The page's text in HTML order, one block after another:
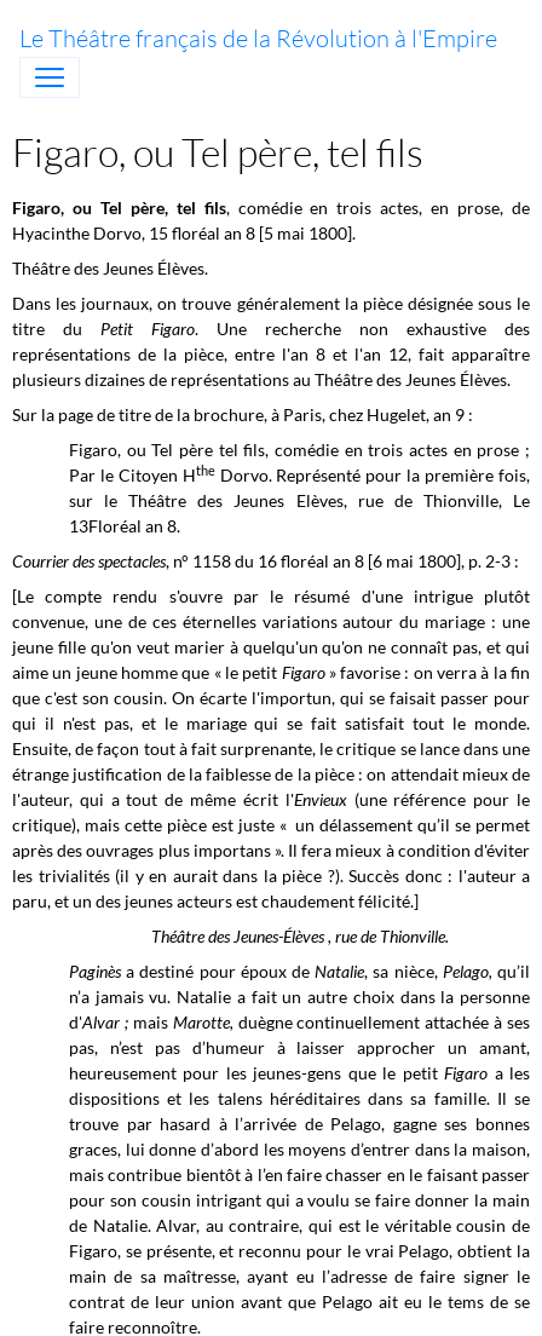
Le Théâtre français de la Révolution à l'Empire
Figaro, ou Tel père, tel fils
Figaro, ou Tel père, tel fils, comédie en trois actes, en prose, de
Hyacinthe Dorvo, 15 floréal an 8 [5 mai 1800].
Théâtre des Jeunes Élèves.
Dans les journaux, on trouve généralement la pièce désignée sous le
titre du Petit Figaro. Une recherche non exhaustive des
représentations de la pièce, entre l'an 8 et l'an 12, fait apparaître
plusieurs dizaines de représentations au Théâtre des Jeunes Élèves.
Sur la page de titre de la brochure, à Paris, chez Hugelet, an 9 :
Figaro, ou Tel père tel fils, comédie en trois actes en prose ;
Par le Citoyen HtheDorvo. Représenté pour la première fois,
sur le Théâtre des Jeunes Elèves, rue de Thionville, Le
13Floréal an 8.
Courrier des spectacles, n° 1158 du 16 floréal an 8 [6 mai 1800], p. 2-3 :
[Le compte rendu s'ouvre par le résumé d'une intrigue plutôt
convenue, une de ces éternelles variations autour du mariage : une
jeune fille qu'on veut marier à quelqu'un qu'on ne connaît pas, et qui
aime un jeune homme que « le petit Figaro » favorise : on verra à la fin
que c'est son cousin. On écarte l'importun, qui se faisait passer pour
qui il n'est pas, et le mariage qui se fait satisfait tout le monde.
Ensuite, de façon tout à fait surprenante, le critique se lance dans une
étrange justification de la faiblesse de la pièce : on attendait mieux de
l'auteur, qui a tout de même écrit l'Envieux(une référence pour le
critique), mais cette pièce est juste « un délassement qu’il se permet
après des ouvrages plus importans ». Il fera mieux à condition d'éviter
les trivialités (il y en aurait dans la pièce ?). Succès donc : l'auteur a
paru, et un des jeunes acteurs est chaudement félicité.]
Théâtre des Jeunes-Élèves , rue de Thionville.
Paginèsa destiné pour époux deNatalie, sa nièce, Pelago, qu’il
n’a jamais vu. Natalie a fait un autre choix dans la personne
d'Alvar ;mais Marotte, duègne continuellement attachée à ses
pas, n’est pas d’humeur à laisser approcher un amant,
heureusement pour les jeunes-gens que le petitFigaro a les
dispositions et les talens héréditaires dans sa famille. Il se
trouve par hasard à l’arrivée de Pelago, gagne ses bonnes
graces, lui donne d’abord les moyens d’entrer dans la maison,
mais contribue bientôt à l’en faire chasser en le faisant passer
pour son cousin intrigant qui a voulu se faire donner la main
de Natalie. Alvar, au contraire, qui est le véritable cousin de
Figaro, se présente, et reconnu pour le vrai Pelago, obtient la
main de sa maîtresse, ayant eu l’adresse de faire signer le
contrat de leur union avant que Pelago ait eu le tems de se
faire reconnoître.